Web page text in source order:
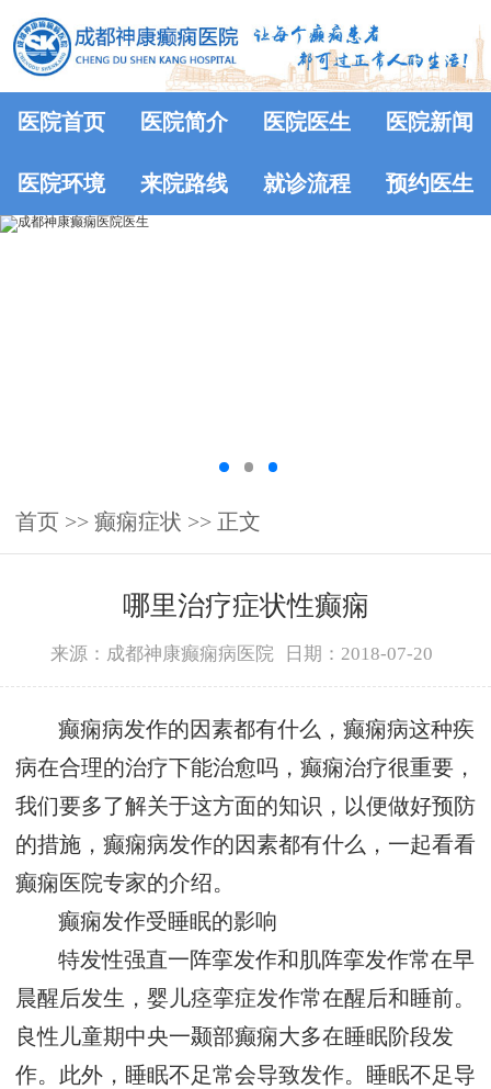
医院首页 医院简介 医院医生 医院新闻
医院环境 来院路线 就诊流程 预约医生
首页 >> 癫痫症状 >> 正文
哪里治疗症状性癫痫
来源：成都神康癫痫病医院 日期：2018-07-20
癫痫病发作的因素都有什么，癫痫病这种疾
病在合理的治疗下能治愈吗，癫痫治疗很重要，
我们要多了解关于这方面的知识，以便做好预防
的措施，癫痫病发作的因素都有什么，一起看看
癫痫医院专家的介绍。
癫痫发作受睡眠的影响
特发性强直一阵挛发作和肌阵挛发作常在早
晨醒后发生，婴儿痉挛症发作常在醒后和睡前。
良性儿童期中央一颞部癫痫大多在睡眠阶段发
作。此外，睡眠不足常会导致发作。睡眠不足导